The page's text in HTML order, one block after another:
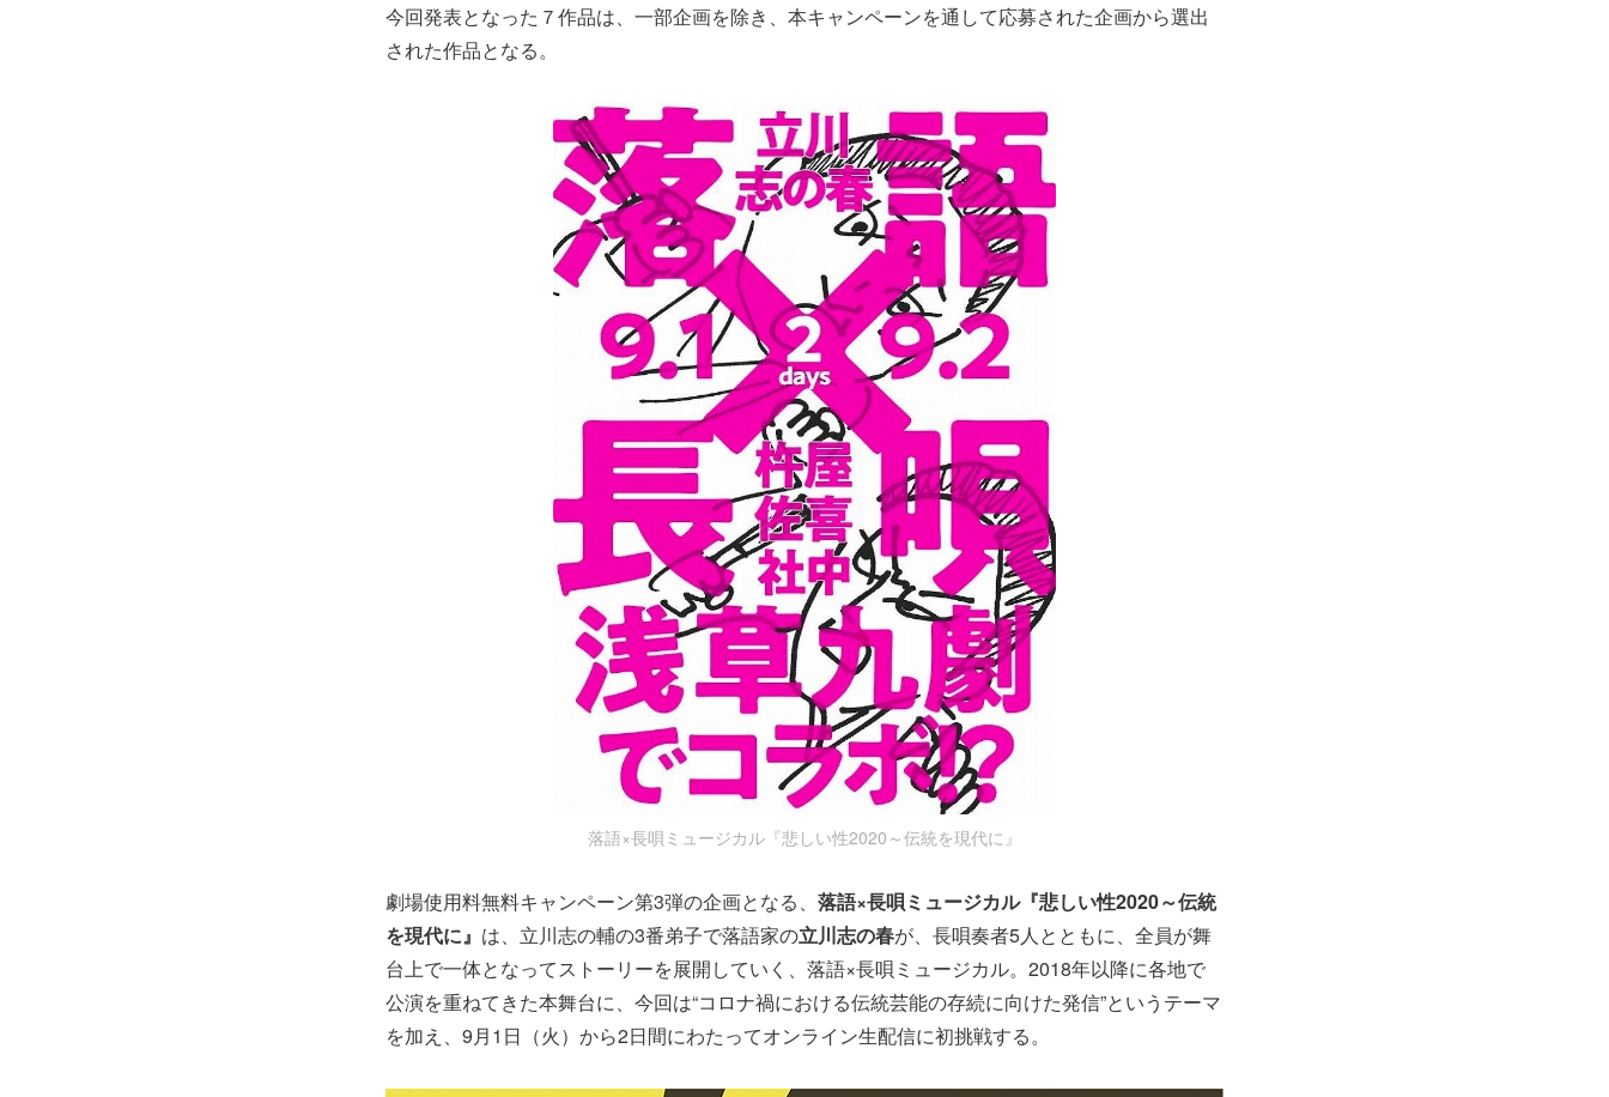
今回発表となった７作品は、一部企画を除き、本キャンペーンを通して応募された企画から選出
された作品となる。
落語×長唄ミュージカル『悲しい性2020～伝統を現代に』
劇場使用料無料キャンペーン第3弾の企画となる、 落語×長唄ミュージカル『悲しい性2020～伝統
を現代に』 は、立川志の輔の3番弟子で落語家の立川志の春が、長唄奏者5人とともに、全員が舞
台上で一体となってストーリーを展開していく、落語×長唄ミュージカル。2018年以降に各地で
公演を重ねてきた本舞台に、今回は“コロナ禍における伝統芸能の存続に向けた発信”というテーマ
を加え、9月1日（火）から2日間にわたってオンライン生配信に初挑戦する。